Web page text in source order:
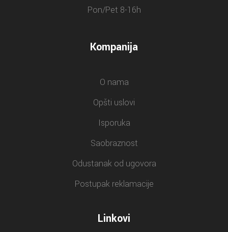
Pon/Pet 8-16h
Kompanija
O nama
Opšti uslovi
Isporuka
Saobraznost
Odustanak od ugovora
Postupak reklamacije
Linkovi